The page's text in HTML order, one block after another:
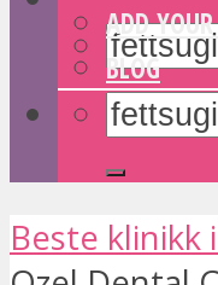
ADD
BLOG
Beste